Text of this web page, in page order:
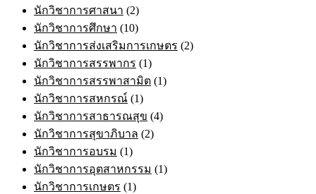
นักวิชาการศาสนา (2)
นักวิชาการศึกษา (10)
นักวิชาการส่งเสริมการเกษตร (2)
นักวิชาการสรรพากร (1)
นักวิชาการสรรพาสามิต (1)
นักวิชาการสหกรณ์ (1)
นักวิชาการสาธารณสุข (4)
นักวิชาการสุขาภิบาล (2)
นักวิชาการอบรม (1)
นักวิชาการอุตสาหกรรม (1)
นักวิชาการเกษตร (1)